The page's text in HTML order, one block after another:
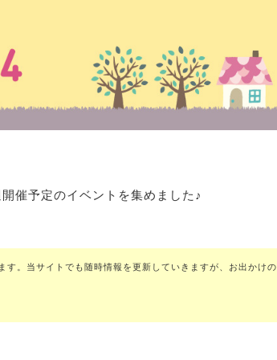
催予定のイベントを集めました♪
。当サイトでも随時情報を更新していきますが、お出かけの